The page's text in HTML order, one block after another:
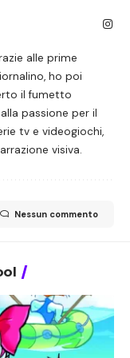
alle prime
ho poi
il fumetto
passione per il
tv e videogiochi,
visiva.
Nessun commento